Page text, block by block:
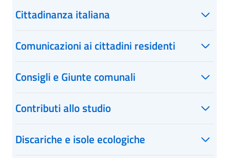
Cittadinanza italiana
Comunicazioni ai cittadini residenti
Consigli e Giunte comunali
Contributi allo studio
Discariche e isole ecologiche